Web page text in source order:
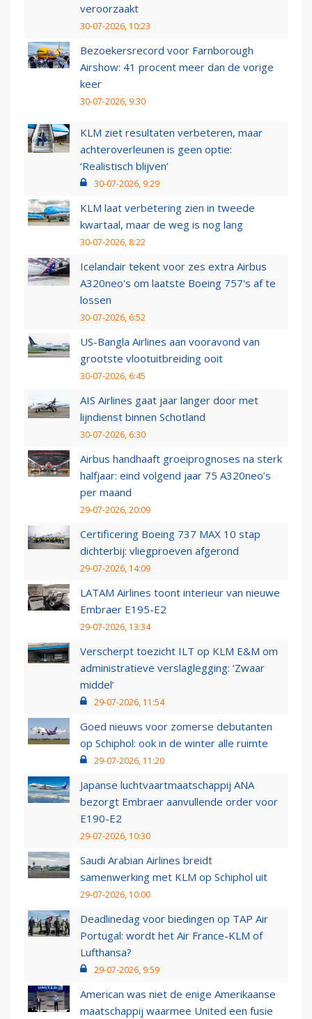
veroorzaakt
30-07-2026, 10:23
Bezoekersrecord voor Farnborough
Airshow: 41 procent meer dan de vorige
keer
30-07-2026, 9:30
KLM ziet resultaten verbeteren, maar
achteroverleunen is geen optie:
‘Realistisch blijven’
30-07-2026, 9:29
KLM laat verbetering zien in tweede
kwartaal, maar de weg is nog lang
30-07-2026, 8:22
Icelandair tekent voor zes extra Airbus
A320neo's om laatste Boeing 757's af te
lossen
30-07-2026, 6:52
US-Bangla Airlines aan vooravond van
grootste vlootuitbreiding ooit
30-07-2026, 6:45
AIS Airlines gaat jaar langer door met
lijndienst binnen Schotland
30-07-2026, 6:30
Airbus handhaaft groeiprognoses na sterk
halfjaar: eind volgend jaar 75 A320neo’s
per maand
29-07-2026, 20:09
Certificering Boeing 737 MAX 10 stap
dichterbij: vliegproeven afgerond
29-07-2026, 14:09
LATAM Airlines toont interieur van nieuwe
Embraer E195-E2
29-07-2026, 13:34
Verscherpt toezicht ILT op KLM E&M om
administratieve verslaglegging: ‘Zwaar
middel’
29-07-2026, 11:54
Goed nieuws voor zomerse debutanten
op Schiphol: ook in de winter alle ruimte
29-07-2026, 11:20
Japanse luchtvaartmaatschappij ANA
bezorgt Embraer aanvullende order voor
E190-E2
29-07-2026, 10:30
Saudi Arabian Airlines breidt
samenwerking met KLM op Schiphol uit
29-07-2026, 10:00
Deadlinedag voor biedingen op TAP Air
Portugal: wordt het Air France-KLM of
Lufthansa?
29-07-2026, 9:59
American was niet de enige Amerikaanse
maatschappij waarmee United een fusie